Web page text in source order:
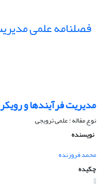
فصلنامه علمی
مدیریت فرآیندها و
نوع مقاله : علمی ترویجی
نویسنده
محمد فروزنده
چکیده